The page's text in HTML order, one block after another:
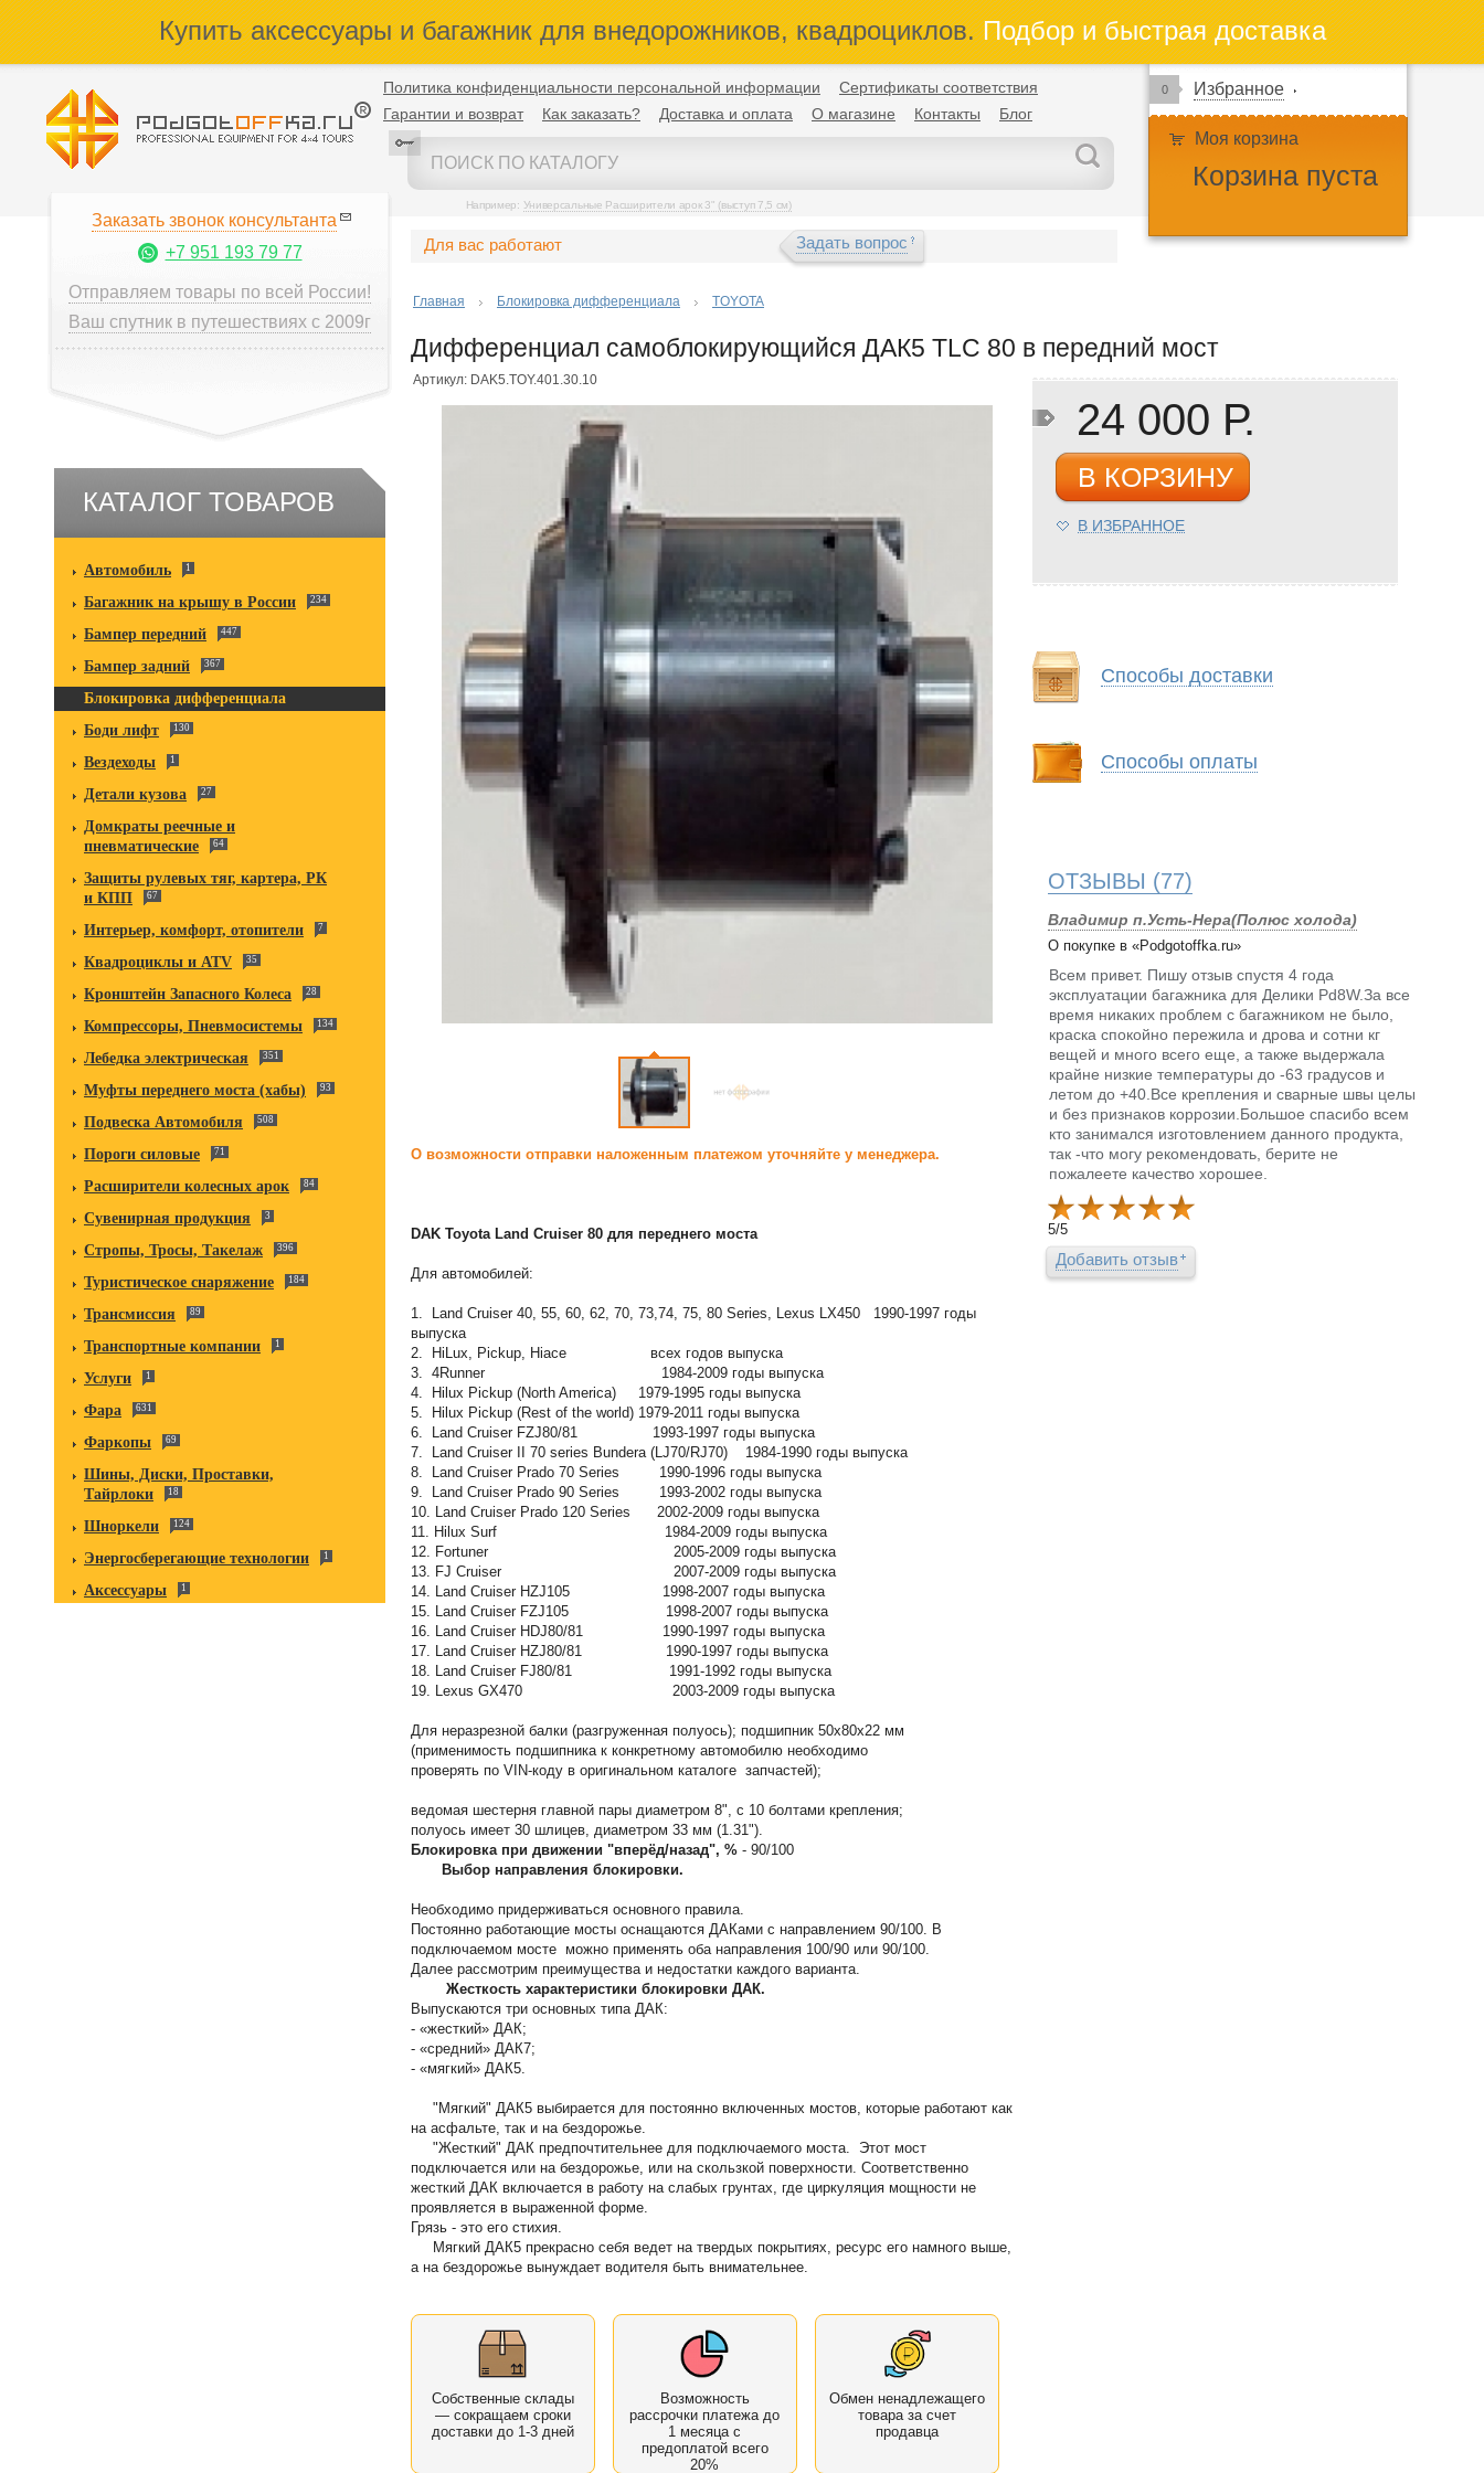
Купить аксессуары и багажник для внедорожников, квадроциклов.Подбор и быстрая доставка
Политика конфиденциальности персональной информации
Сертификаты соответствия
Гарантии и возврат
Как заказать? Доставка и оплата О магазине Контакты Блог
Например: Универсальные Расширители арок 3" (выступ 7,5 см)
0 Избранное
Моя корзина
Корзина пуста
Заказать звонок консультанта
+7 951 193 79 77
Отправляем товары по всей России!
Ваш спутник в путешествиях с 2009г
КАТАЛОГ ТОВАРОВ
Автомобиль 1
Багажник на крышу в России 234
Бампер передний 447
Бампер задний 367
Блокировка дифференциала
Боди лифт
130
Вездеходы 1
Детали кузова 27
Домкраты реечные и
пневматические
64
Защиты рулевых тяг, картера, РК
и КПП
67
Интерьер, комфорт, отопители 7
Квадроциклы и ATV 35
Кронштейн Запасного Колеса 28
Компрессоры, Пневмосистемы 134
Лебедка электрическая 351
Муфты переднего моста (хабы) 93
Подвеска Автомобиля 508
Пороги силовые 71
Расширители колесных арок 84
Сувенирная продукция 3
Стропы, Тросы, Такелаж 396
Туристическое снаряжение 184
Трансмиссия 89
Транспортные компании 1
Услуги 1
Фара 631
Фаркопы 69
Шины, Диски, Проставки,
Тайрлоки
18
Шноркели 124
Энергосберегающие технологии 1
Аксессуары 1
Для вас работают Задать вопрос
Главная Блокировка дифференциала TOYOTA
Дифференциал самоблокирующийся ДАК5 TLC 80 в передний мост
Артикул: DAK5.TOY.401.30.10
О возможности отправки наложенным платежом уточняйте у менеджера.
DAK Toyota Land Сruiser 80 для переднего моста
Для автомобилей:
1. Land Cruiser 40, 55, 60, 62, 70, 73,74, 75, 80 Series, Lexus LX450 1990-1997 годы
выпуска
2. HiLux, Pickup, Hiace всех годов выпуска
3. 4Runner 1984-2009 годы выпуска
4. Hilux Pickup (North America) 1979-1995 годы выпуска
5. Hilux Pickup (Rest of the world) 1979-2011 годы выпуска
6. Land Сruiser FZJ80/81 1993-1997 годы выпуска
7. Land Сruiser II 70 series Bundera (LJ70/RJ70) 1984-1990 годы выпуска
8. Land Сruiser Prado 70 Series 1990-1996 годы выпуска
9. Land Сruiser Prado 90 Series 1993-2002 годы выпуска
10. Land Сruiser Prado 120 Series 2002-2009 годы выпуска
11. Hilux Surf 1984-2009 годы выпуска
12. Fortuner 2005-2009 годы выпуска
13. FJ Cruiser 2007-2009 годы выпуска
14. Land Сruiser HZJ105 1998-2007 годы выпуска
15. Land Сruiser FZJ105 1998-2007 годы выпуска
16. Land Сruiser HDJ80/81 1990-1997 годы выпуска
17. Land Сruiser HZJ80/81 1990-1997 годы выпуска
18. Land Сruiser FJ80/81 1991-1992 годы выпуска
19. Lexus GX470 2003-2009 годы выпуска
Для неразрезной балки (разгруженная полуось); подшипник 50х80х22 мм
(применимость подшипника к конкретному автомобилю необходимо
проверять по VIN-коду в оригинальном каталоге запчастей);
ведомая шестерня главной пары диаметром 8", с 10 болтами крепления;
полуось имеет 30 шлицев, диаметром 33 мм (1.31").
Блокировка при движении "вперёд/назад", % - 90/100
Выбор направления блокировки.
Необходимо придерживаться основного правила.
Постоянно работающие мосты оснащаются ДАКами с направлением 90/100. В
подключаемом мосте можно применять оба направления 100/90 или 90/100.
Далее рассмотрим преимущества и недостатки каждого варианта.
Жесткость характеристики блокировки ДАК.
Выпускаются три основных типа ДАК:
- «жесткий» ДАК;
- «средний» ДАК7;
- «мягкий» ДАК5.
"Мягкий" ДАК5 выбирается для постоянно включенных мостов, которые работают как
на асфальте, так и на бездорожье.
"Жесткий" ДАК предпочтительнее для подключаемого моста. Этот мост
подключается или на бездорожье, или на скользкой поверхности. Соответственно
жесткий ДАК включается в работу на слабых грунтах, где циркуляция мощности не
проявляется в выраженной форме.
Грязь - это его стихия.
Мягкий ДАК5 прекрасно себя ведет на твердых покрытиях, ресурс его намного выше,
а на бездорожье вынуждает водителя быть внимательнее.
Собственные склады
— сокращаем сроки
доставки до 1-3 дней
Возможность
рассрочки платежа до
1 месяца с
предоплатой всего
20%
Обмен ненадлежащего
товара за счет
продавца
24 000 Р.
В КОРЗИНУ
В ИЗБРАННОЕ
Способы доставки
Способы оплаты
ОТЗЫВЫ (77)
Владимир п.Усть-Нера(Полюс холода)
О покупке в «Podgotoffka.ru»
Всем привет. Пишу отзыв спустя 4 года
эксплуатации багажника для Делики Pd8W.За все
время никаких проблем с багажником не было,
краска спокойно пережила и дрова и сотни кг
вещей и много всего еще, а также выдержала
крайне низкие температуры до -63 градусов и
летом до +40.Все крепления и сварные швы целы
и без признаков коррозии.Большое спасибо всем
кто занимался изготовлением данного продукта,
так -что могу рекомендовать, берите не
пожалеете качество хорошее.
5/5
Добавить отзыв